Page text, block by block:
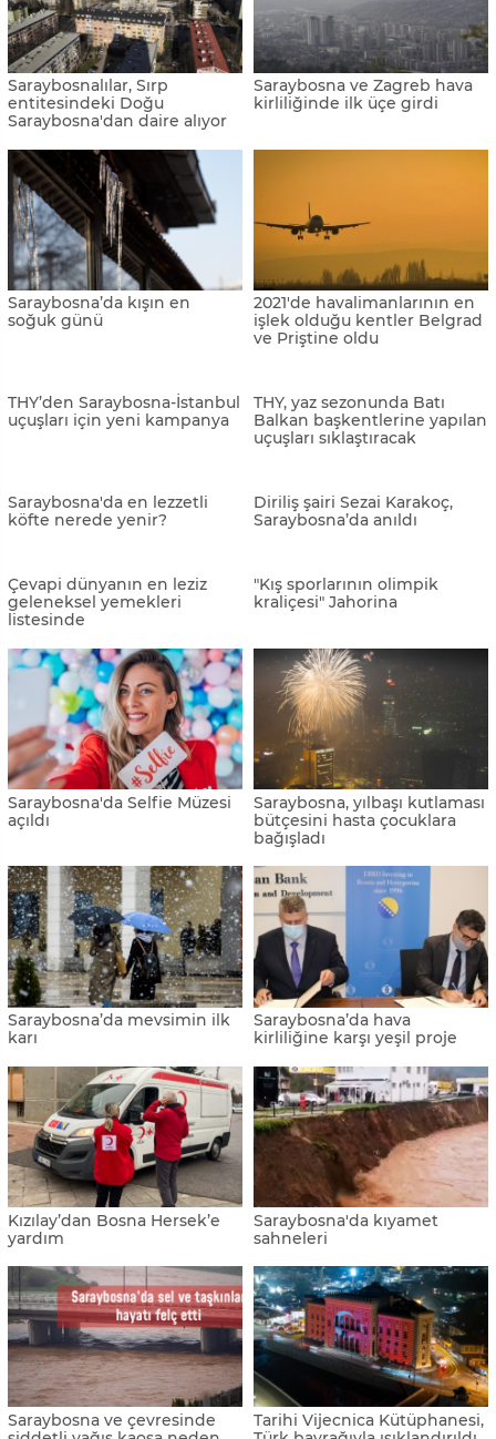
Saraybosna’da Ukrayna ile
dayanışma gösterisi
"Vintage Sarajevo" eski
Saraybosna fotoğraflarıyla
geçmişte yolculuğa çıkarıyor
Saraybosna'da ziyaret
edilmesi gereken müzeler
Bosnalı teslimat şirketi
Korpa, Kuzey Makedonya'ya
açıldı
geçti
Saraybosnalılar, Sırp
entitesindeki Doğu
Saraybosna'dan daire alıyor
Saraybosna ve Zagreb hava
kirliliğinde ilk üçe girdi
Saraybosna’da kışın en
soğuk günü
2021'de havalimanlarının en
işlek olduğu kentler Belgrad
ve Priştine oldu
THY’den Saraybosna-İstanbul
uçuşları için yeni kampanya
THY, yaz sezonunda Batı
Balkan başkentlerine yapılan
uçuşları sıklaştıracak
Saraybosna'da en lezzetli
köfte nerede yenir?
Diriliş şairi Sezai Karakoç,
Saraybosna’da anıldı
Çevapi dünyanın en leziz
geleneksel yemekleri
listesinde
"Kış sporlarının olimpik
kraliçesi" Jahorina
Saraybosna'da Selfie Müzesi
açıldı
Saraybosna, yılbaşı kutlaması
bütçesini hasta çocuklara
bağışladı